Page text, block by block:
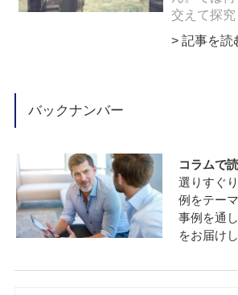
交えて探究
> 記事を読
バックナンバー
コラムで
選りすぐ
例をテー
事例を通
をお届けし